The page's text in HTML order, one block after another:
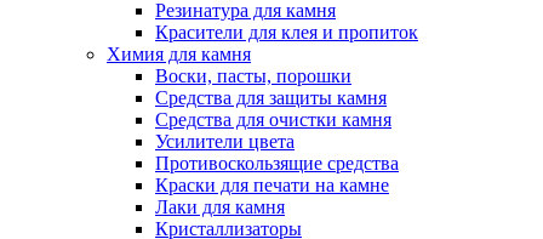
Резинатура для камня
Красители для клея и пропиток
Химия для камня
Воски, пасты, порошки
Средства для защиты камня
Средства для очистки камня
Усилители цвета
Противоскользящие средства
Краски для печати на камне
Лаки для камня
Кристаллизаторы